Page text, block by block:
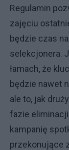
Regulamin
zajęciu
będzie czas
selekcjonera.
łamach, że
będzie nawet
ale to, jak
fazie
kampanię
przekonujące